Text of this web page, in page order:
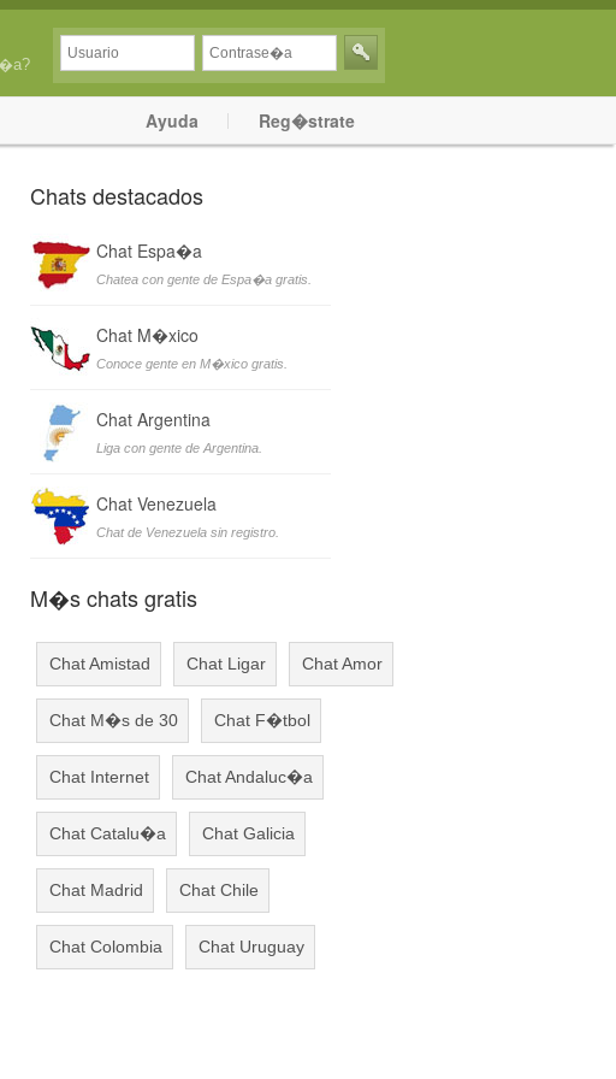
Ayuda Reg�strate
Chats destacados
Chat Espa�a
Chatea con gente de Espa�a gratis.
Chat M�xico
Conoce gente en M�xico gratis.
Chat Argentina
Liga con gente de Argentina.
Chat Venezuela
Chat de Venezuela sin registro.
M�s chats gratis
Chat Amistad Chat Ligar Chat Amor
Chat M�s de 30 Chat F�tbol
Chat Internet Chat Andaluc�a
Chat Catalu�a Chat Galicia
Chat Madrid Chat Chile
Chat Colombia Chat Uruguay